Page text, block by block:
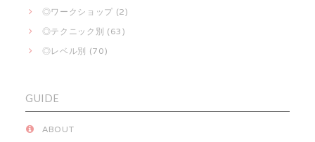
◎ワークショップ (2)
◎テクニック別 (63)
◎レベル別 (70)
GUIDE
ABOUT